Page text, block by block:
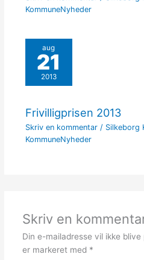
KommuneNyheder
aug
21
2013
Frivilligprisen 2013
Skriv en kommentar / Silkeborg
KommuneNyheder
Skriv en
Din e-mailadresse vil ikke blive
er markeret med *